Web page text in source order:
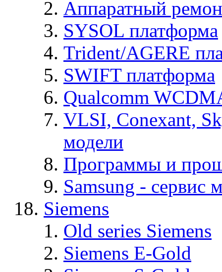
Аппаратный
SYSOL платформа
Trident/AGERE
SWIFT платформа
Qualcomm
VLSI, Conexant,
модели
Программы и
Samsung - cервис
Siemens
Old series Siemens
Siemens E-Gold